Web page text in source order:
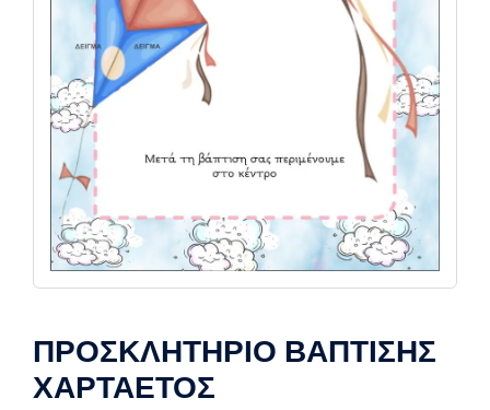
ΠΡΟΣΚΛΗΤΗΡΙΟ ΒΑΠΤΙΣΗΣ
ΧΑΡΤΑΕΤΟΣ